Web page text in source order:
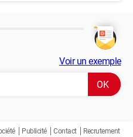
Voir un exemple
Publicité Contact
Recrutement